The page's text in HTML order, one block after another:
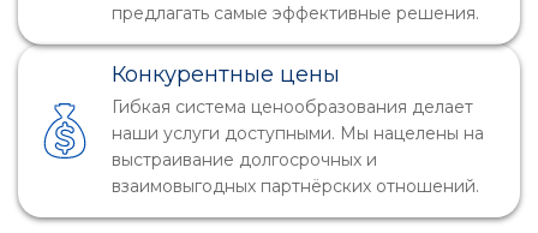
предлагать самые эффективные решения.
Конкурентные цены
Гибкая система ценообразования делает
наши услуги доступными. Мы нацелены на
выстраивание долгосрочных и
взаимовыгодных партнёрских отношений.